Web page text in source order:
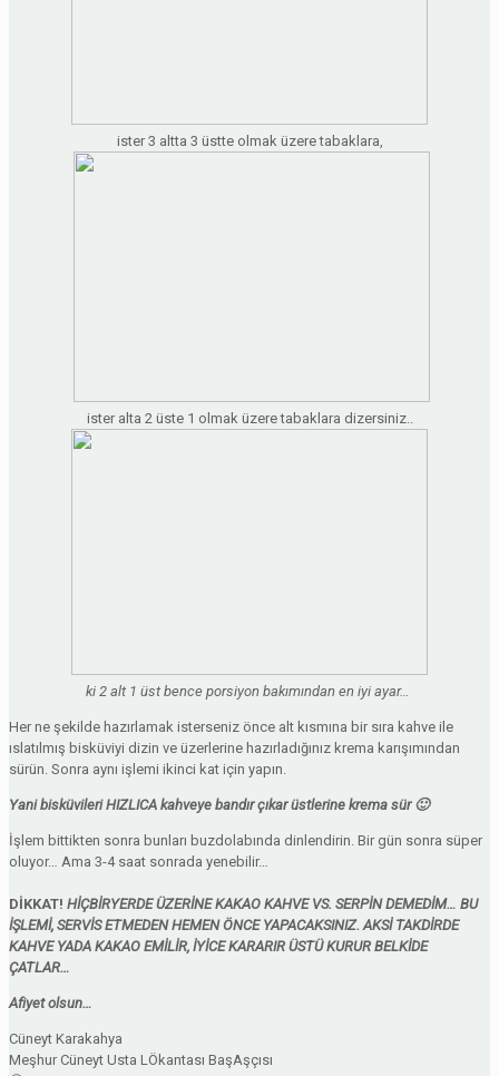
ister 3 altta 3 üstte olmak üzere tabaklara,
ister alta 2 üste 1 olmak üzere tabaklara dizersiniz..
ki 2 alt 1 üst bence porsiyon bakımından en iyi ayar…
Her ne şekilde hazırlamak isterseniz önce alt kısmına bir sıra kahve ile
ıslatılmış bisküviyi dizin ve üzerlerine hazırladığınız krema karışımından
sürün. Sonra aynı işlemi ikinci kat için yapın.
Yani bisküvileri HIZLICA kahveye bandır çıkar üstlerine krema sür 🙂
İşlem bittikten sonra bunları buzdolabında dinlendirin. Bir gün sonra süper
oluyor… Ama 3-4 saat sonrada yenebilir…
DİKKAT! HİÇBİRYERDE ÜZERİNE KAKAO KAHVE VS. SERPİN DEMEDİM… BU
İŞLEMİ, SERVİS ETMEDEN HEMEN ÖNCE YAPACAKSINIZ. AKSİ TAKDİRDE
KAHVE YADA KAKAO EMİLİR, İYİCE KARARIR ÜSTÜ KURUR BELKİDE
ÇATLAR…
Afiyet olsun…
Cüneyt Karakahya
Meşhur Cüneyt Usta LÖkantası BaşAşçısı